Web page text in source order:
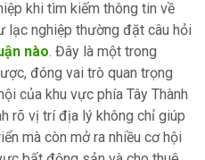
khi tìm kiếm thông tin về
lạc nghiệp thường đặt câu hỏi
nào. Đây là một trong
đóng vai trò quan trọng
của khu vực phía Tây Thành
rõ vị trí địa lý không chỉ giúp
mà còn mở ra nhiều cơ hội